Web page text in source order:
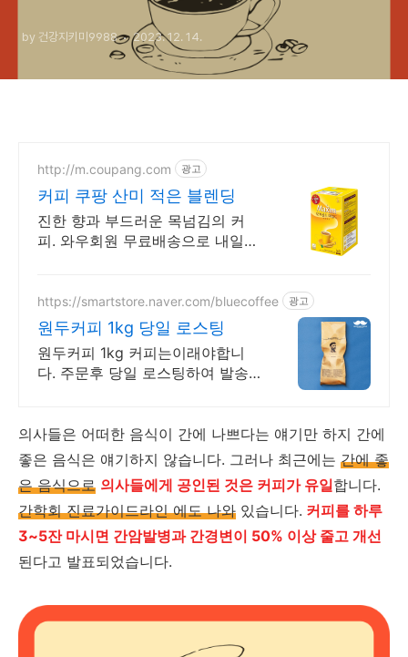
by 건강지키미9988 2023. 12. 14.
http://m.coupang.com 광고
커피 쿠팡 산미 적은 블렌딩
진한 향과 부드러운 목넘김의 커
피. 와우회원 무료배송으로 내일
https://smartstore.naver.com/bluecoffee 광고
원두커피 1kg 당일 로스팅
원두커피 1kg 커피는이래야합니
다. 주문후 당일 로스팅하여 발송
의사들은 어떠한 음식이 간에 나쁘다는 얘기만 하지 간에
좋은 음식은 얘기하지 않습니다. 그러나 최근에는 간에 좋
은 음식으로 의사들에게 공인된 것은 커피가 유일합니다.
간학회 진료가이드라인 에도 나와 있습니다. 커피를 하루
3~5잔 마시면 간암발병과 간경변이 50% 이상 줄고 개선
된다고 발표되었습니다.